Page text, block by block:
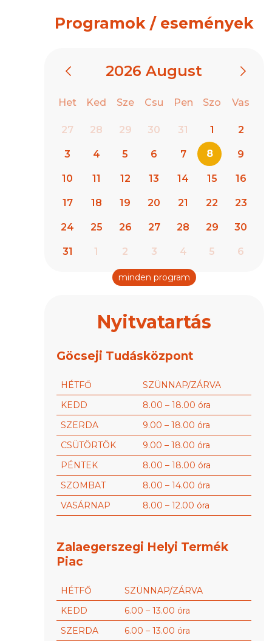
Programok / események
2026 August
Het Ked Sze Csu Pen Szo Vas
27 28 29 30 31 1 2
3 4 5 6 7 8 9
10 11 12 13 14 15 16
17 18 19 20 21 22 23
24 25 26 27 28 29 30
31 1 2 3 4 5 6
minden program
Nyitvatartás
Göcseji Tudásközpont
HÉTFŐ
SZÜNNAP/ZÁRVA
KEDD
8.00 – 18.00 óra
SZERDA
9.00 – 18.00 óra
CSÜTÖRTÖK
9.00 – 18.00 óra
PÉNTEK
8.00 – 18.00 óra
SZOMBAT
8.00 – 14.00 óra
VASÁRNAP
8.00 – 12.00 óra
Zalaegerszegi Helyi Termék
Piac
HÉTFŐ
SZÜNNAP/ZÁRVA
KEDD
6.00 – 13.00 óra
SZERDA
6.00 – 13.00 óra